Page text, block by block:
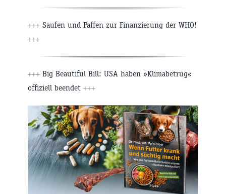
+++ Saufen und Paffen zur Finanzierung der WHO!
+++
+++ Big Beautiful Bill: USA haben »Klimabetrug«
offiziell beendet +++